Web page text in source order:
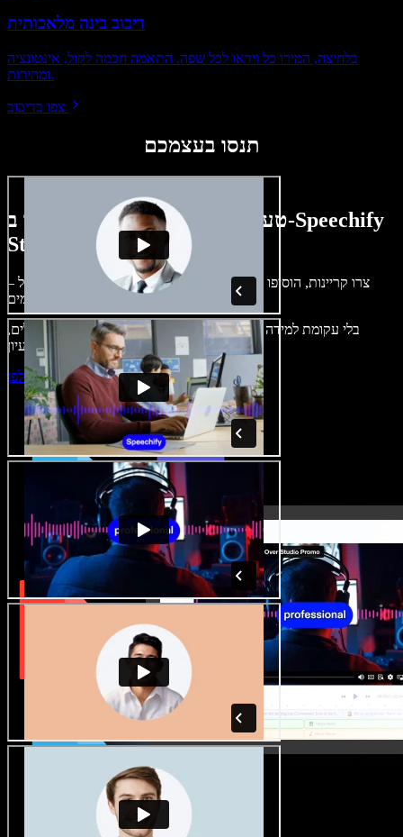
דיבוב בינה מלאכותית
בלחיצה, המירו כל וידאו לכל שפה. התאמה חכמה לקול, אינטונציה
ומהירות.
צפו בדיבוב
תנסו בעצמכם
טעימה קטנה ממה שתוכלו ליצור ב-Speechify
Studio.
צרו קריינות, הוסיפו תמונות ללא זכויות, אודיו, סרטונים ושיבוט קול –
בלי עקומת למידה – הכול זמין בדפדפן. יוצרי תוכן כבר לא מוגבלים,
התחילו ליצור באולפן